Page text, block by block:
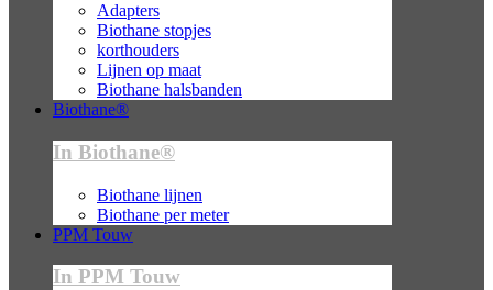
Adapters
Biothane stopjes
korthouders
Lijnen op maat
Biothane halsbanden
Biothane®
In Biothane®
Biothane lijnen
Biothane per meter
PPM Touw
In PPM Touw